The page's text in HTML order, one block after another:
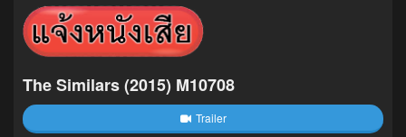
The Similars (2015) M10708
Trailer